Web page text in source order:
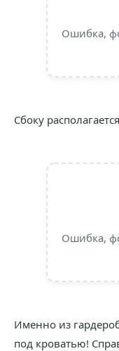
Ошибка,
Сбоку
Ошибка,
Именно из
под кроватью!